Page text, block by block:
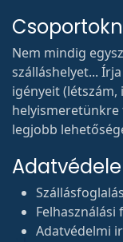
Nem mindig
szálláshelyet...
igényeit
helyismeretünkre
legjobb
Felhasználási
Adatvédelmi